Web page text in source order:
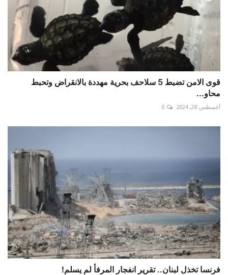
قوى الامن تضبط 5 سلاحف بحرية مهددة بالانقراض وتحبط
محاو...
أغسطس 28, 2024 0
فرنسا تخذل لبنان.. تقرير انفجار المرفأ لم يسلم!